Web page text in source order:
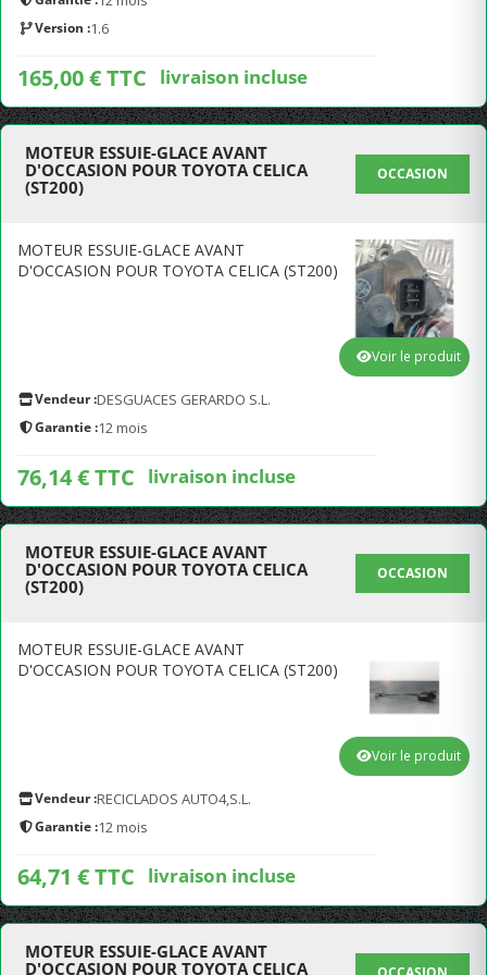
Version :1.6
165,00 € TTC livraison incluse
MOTEUR ESSUIE-GLACE AVANT
D'OCCASION POUR TOYOTA CELICA
(ST200)
OCCASION
MOTEUR ESSUIE-GLACE AVANT
D'OCCASION POUR TOYOTA CELICA (ST200)
Vendeur :DESGUACES GERARDO S.L.
Garantie :12 mois
76,14 € TTC livraison incluse
Voir le produit
MOTEUR ESSUIE-GLACE AVANT
D'OCCASION POUR TOYOTA CELICA
(ST200)
OCCASION
MOTEUR ESSUIE-GLACE AVANT
D'OCCASION POUR TOYOTA CELICA (ST200)
Vendeur :RECICLADOS AUTO4,S.L.
Garantie :12 mois
64,71 € TTC livraison incluse
Voir le produit
MOTEUR ESSUIE-GLACE AVANT
D'OCCASION POUR TOYOTA CELICA